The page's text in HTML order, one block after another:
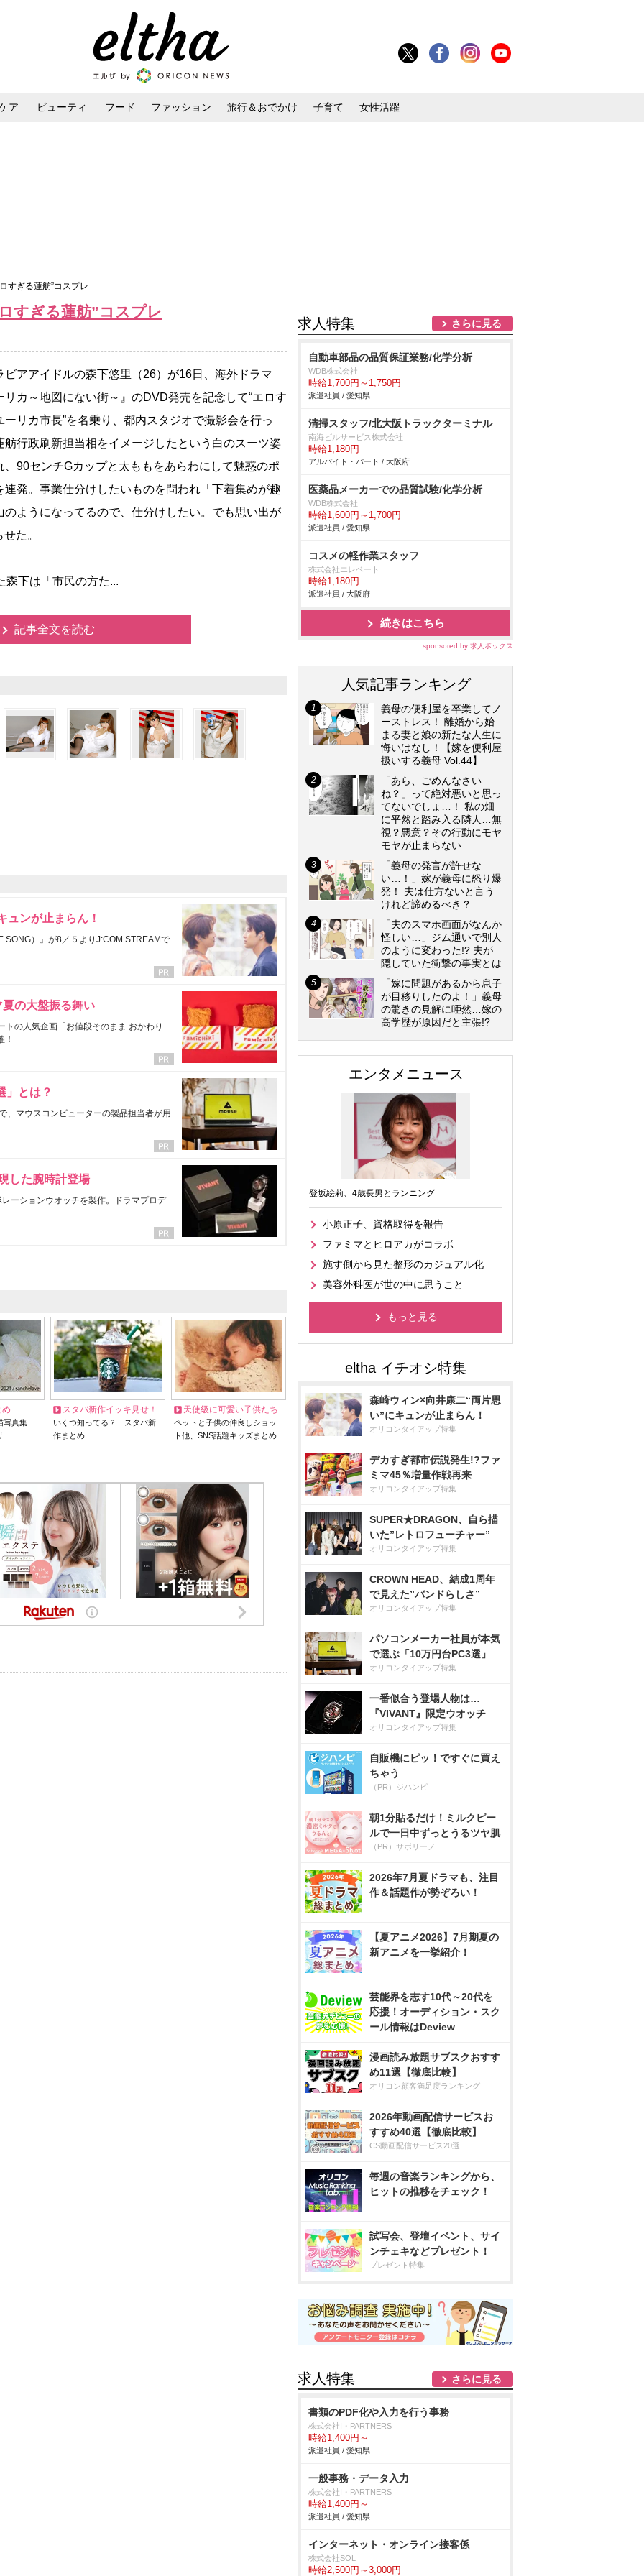
ア ビューティ フード ファッション 旅行＆おでかけ 子育て 女性活躍
すぎる蓮舫”コスプレ
すぎる蓮舫”コスプレ
アアイドルの森下悠里（26）が16日、海外ドラマ
リカ～地図にない街～』のDVD発売を記念して“エロす
ーリカ市長”を名乗り、都内スタジオで撮影会を行っ
舫行政刷新担当相をイメージしたという白のスーツ姿
、90センチGカップと太ももをあらわにして魅惑のポ
連発。事業仕分けしたいものを問われ「下着集めが趣
のようになってるので、仕分けしたい。でも思い出が
た。
下は「市民の方た...
記事全文を読む
ュンが止まらん！
SONG）』が8／５よりJ:COM STREAMで
の大盤振る舞い
の人気企画「お値段そのまま おかわり
！
」とは？
、マウスコンピューターの製品担当者が用
した腕時計登場
ーションウオッチを製作。ドラマプロデ
め
写真集…
スタバ新作イッキ見せ！
いくつ知ってる？ スタバ新
作まとめ
天使級に可愛い子供たち
ペットと子供の仲良しショッ
ト他、SNS話題キッズまとめ
求人特集 さらに見る
自動車部品の品質保証業務/化学分析
WDB株式会社
時給1,700円～1,750円
派遣社員 / 愛知県
清掃スタッフ/北大阪トラックターミナル
南海ビルサービス株式会社
時給1,180円
アルバイト・パート / 大阪府
医薬品メーカーでの品質試験/化学分析
WDB株式会社
時給1,600円～1,700円
派遣社員 / 愛知県
コスメの軽作業スタッフ
株式会社エレベート
時給1,180円
派遣社員 / 大阪府
続きはこちら
sponsored by 求人ボックス
人気記事ランキング
義母の便利屋を卒業してノ
ーストレス！ 離婚から始
まる妻と娘の新たな人生に
悔いはなし！【嫁を便利屋
扱いする義母 Vol.44】
「あら、ごめんなさい
ね？」って絶対悪いと思っ
てないでしょ…！ 私の畑
に平然と踏み入る隣人…無
視？悪意？その行動にモヤ
モヤが止まらない
「義母の発言が許せな
い…！」嫁が義母に怒り爆
発！ 夫は仕方ないと言う
けれど諦めるべき？
「夫のスマホ画面がなんか
怪しい…」ジム通いで別人
のように変わった!? 夫が
隠していた衝撃の事実とは
「嫁に問題があるから息子
が目移りしたのよ！」義母
の驚きの見解に唖然…嫁の
高学歴が原因だと主張!?
エンタメニュース
登坂絵莉、4歳長男とランニング
小原正子、資格取得を報告
ファミマとヒロアカがコラボ
施す側から見た整形のカジュアル化
美容外科医が世の中に思うこと
もっと見る
森崎ウィン×向井康二“両片思
い”にキュンが止まらん！
オリコンタイアップ特集
デカすぎ都市伝説発生!?ファ
ミマ45％増量作戦再来
オリコンタイアップ特集
SUPER★DRAGON、自ら描
いた”レトロフューチャー”
オリコンタイアップ特集
CROWN HEAD、結成1周年
で見えた”バンドらしさ”
オリコンタイアップ特集
パソコンメーカー社員が本気
で選ぶ「10万円台PC3選」
オリコンタイアップ特集
一番似合う登場人物は…
『VIVANT』限定ウオッチ
オリコンタイアップ特集
自販機にピッ！ですぐに買え
ちゃう
（PR）ジハンピ
朝1分貼るだけ！ミルクピー
ルで一日中ずっとうるツヤ肌
（PR）サボリーノ
2026年7月夏ドラマも、注目
作＆話題作が勢ぞろい！
【夏アニメ2026】7月期夏の
新アニメを一挙紹介！
芸能界を志す10代～20代を
応援！オーディション・スク
ール情報はDeview
漫画読み放題サブスクおすす
め11選【徹底比較】
オリコン顧客満足度ランキング
2026年動画配信サービスお
すすめ40選【徹底比較】
CS動画配信サービス20選
毎週の音楽ランキングから、
ヒットの推移をチェック！
試写会、登壇イベント、サイ
ンチェキなどプレゼント！
プレゼント特集
求人特集 さらに見る
書類のPDF化や入力を行う事務
株式会社I・PARTNERS
時給1,400円～
派遣社員 / 愛知県
一般事務・データ入力
株式会社I・PARTNERS
時給1,400円～
派遣社員 / 愛知県
インターネット・オンライン接客係
株式会社SOL
時給2,500円～3,000円